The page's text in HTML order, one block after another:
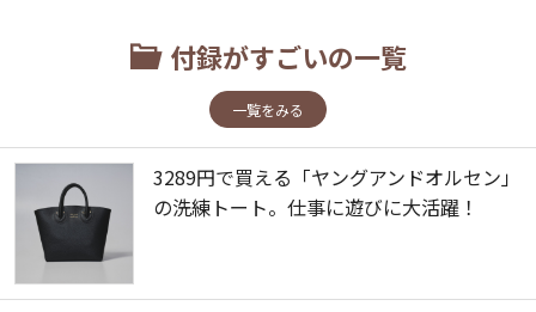
付録がすごいの一覧
一覧をみる
3289円で買える「ヤングアンドオルセン」
の洗練トート。仕事に遊びに大活躍！